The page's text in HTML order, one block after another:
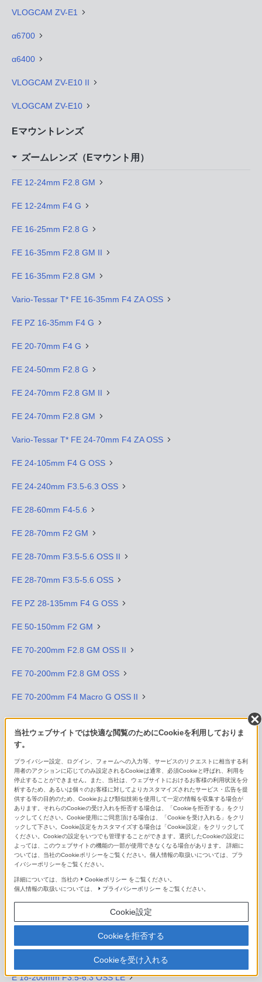
VLOGCAM ZV-E1
α6700
α6400
VLOGCAM ZV-E10 II
VLOGCAM ZV-E10
Eマウントレンズ
ズームレンズ（Eマウント用）
FE 12-24mm F2.8 GM
FE 12-24mm F4 G
FE 16-25mm F2.8 G
FE 16-35mm F2.8 GM II
FE 16-35mm F2.8 GM
Vario-Tessar T* FE 16-35mm F4 ZA OSS
FE PZ 16-35mm F4 G
FE 20-70mm F4 G
FE 24-50mm F2.8 G
FE 24-70mm F2.8 GM II
FE 24-70mm F2.8 GM
Vario-Tessar T* FE 24-70mm F4 ZA OSS
FE 24-105mm F4 G OSS
FE 24-240mm F3.5-6.3 OSS
FE 28-60mm F4-5.6
FE 28-70mm F2 GM
FE 28-70mm F3.5-5.6 OSS II
FE 28-70mm F3.5-5.6 OSS
FE PZ 28-135mm F4 G OSS
FE 50-150mm F2 GM
FE 70-200mm F2.8 GM OSS II
FE 70-200mm F2.8 GM OSS
FE 70-200mm F4 Macro G OSS II
FE 70-200mm F4 G OSS
FE 70-300mm F4.5-5.6 G OSS
FE 100-400mm F4.5-5.6 GM OSS
FE 200-600mm F5.6-6.3 G OSS
FE 400-800mm F6.3-8 G OSS
E PZ 10-20mm F4 G
E PZ 16-50mm F3.5-5.6 OSS II
E 16-55mm F2.8 G
E PZ 18-105mm F4 G OSS
E 18-200mm F3.5-6.3 OSS LE
当社ウェブサイトでは快適な閲覧のためにCookieを利用しておりま
す。
プライバシー設定、ログイン、フォームへの入力等、サービスのリクエストに相当する利
用者のアクションに応じてのみ設定されるCookieは通常、必須Cookieと呼ばれ、利用を
停止することができません。また、当社は、ウェブサイトにおけるお客様の利用状況を分
析するため、あるいは個々のお客様に対してよりカスタマイズされたサービス・広告を提
供する等の目的のため、Cookieおよび類似技術を使用して一定の情報を収集する場合が
あります。それらのCookieの受け入れを拒否する場合は、「Cookieを拒否する」をクリ
ックしてください。Cookie使用にご同意頂ける場合は、「Cookieを受け入れる」をクリ
ックして下さい。Cookie設定をカスタマイズする場合は「Cookie設定」をクリックして
ください。Cookieの設定をいつでも管理することができます。選択したCookieの設定に
よっては、このウェブサイトの機能の一部が使用できなくなる場合があります。 詳細に
ついては、当社のCookieポリシーをご覧ください。個人情報の取扱いについては、プラ
イバシーポリシーをご覧ください。
詳細については、当社の Cookieポリシー をご覧ください。
個人情報の取扱いについては、
プライバシーポリシー をご覧ください。
Cookie設定
Cookieを拒否する
Cookieを受け入れる